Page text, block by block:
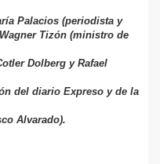
Palacios (periodista y
Tizón (ministro de
Dolberg y Rafael
del diario Expreso y de la
Alvarado).